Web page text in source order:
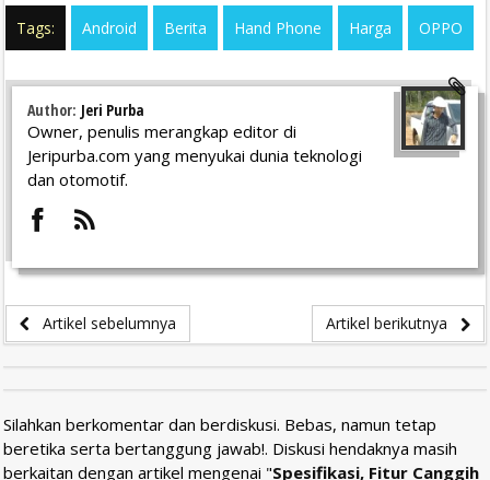
Tags: Android Berita Hand Phone Harga OPPO
Author: Jeri Purba
Owner, penulis merangkap editor di
Jeripurba.com yang menyukai dunia teknologi
dan otomotif.
Artikel sebelumnya Artikel berikutnya
Silahkan berkomentar dan berdiskusi. Bebas, namun tetap
beretika serta bertanggung jawab!. Diskusi hendaknya masih
berkaitan dengan artikel mengenai "Spesifikasi, Fitur Canggih